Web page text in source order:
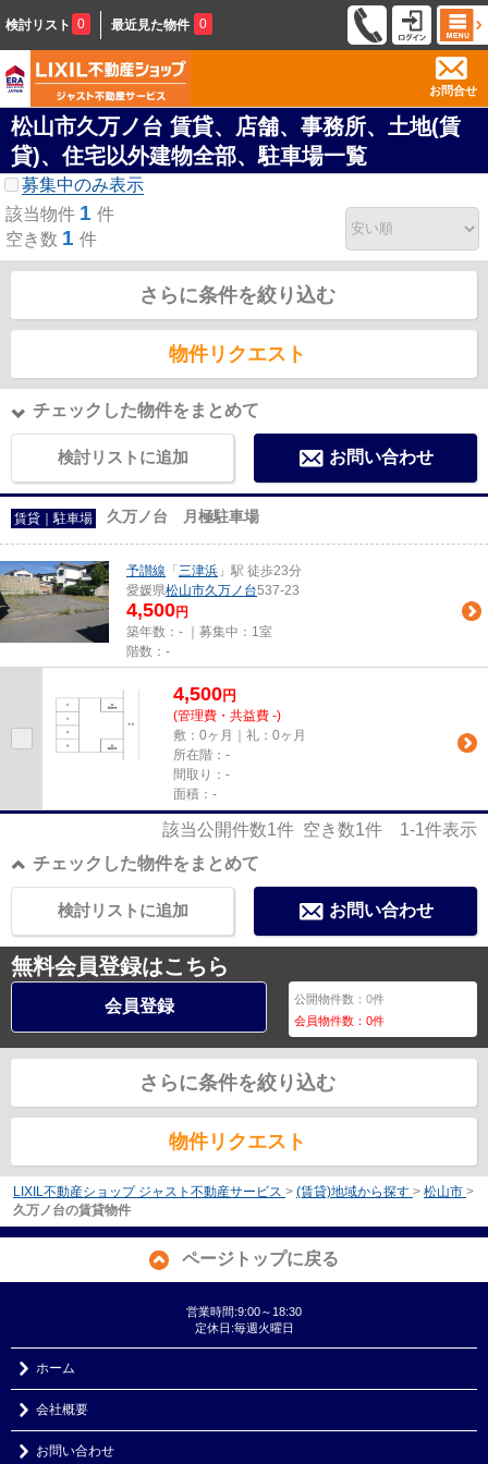
検討リスト 0 最近見た物件 0
お問合せ
松山市久万ノ台 賃貸、店舗、事務所、土地(賃
貸)、住宅以外建物全部、駐車場一覧
募集中のみ表示
該当物件 1 件
空き数 1 件
さらに条件を絞り込む
物件リクエスト
チェックした物件をまとめて
検討リストに追加 お問い合わせ
賃貸｜駐車場 久万ノ台 月極駐車場
予讃線 「 三津浜 」駅 徒歩23分
愛媛県松山市久万ノ台537-23
4,500円
築年数：- ｜募集中： 1室
階数：-
4,500円
(管理費・共益費 -)
敷：0ヶ月｜礼：0ヶ月
所在階：-
間取り：-
面積：-
該当公開件数1件 空き数1件 1-1件表示
チェックした物件をまとめて
お問い合わせ
検討リストに追加
無料会員登録はこちら
会員登録 公開物件数：0件
会員物件数：0件
さらに条件を絞り込む
物件リクエスト
LIXIL不動産ショップ ジャスト不動産サービス > (賃貸)地域から探す > 松山市 >
久万ノ台の賃貸物件
ページトップに戻る
営業時間:9:00～18:30
定休日:毎週火曜日
ホーム
会社概要
お問い合わせ